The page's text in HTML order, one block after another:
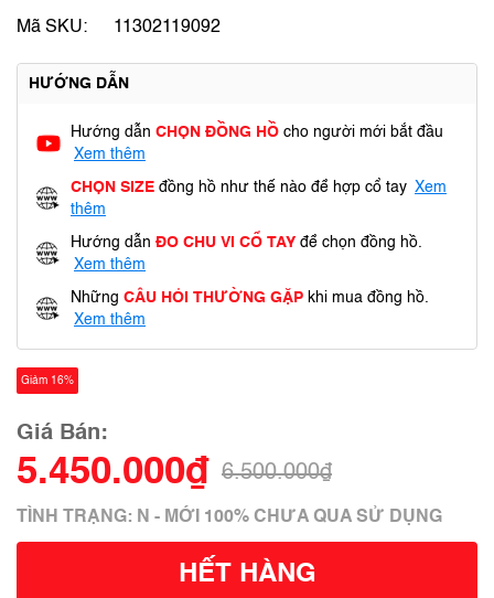
Mã SKU: 11302119092
HƯỚNG DẪN
Hướng dẫn CHỌN ĐỒNG HỒ cho người mới bắt đầu
Xem thêm
CHỌN SIZE đồng hồ như thế nào để hợp cổ tay Xem
thêm
Hướng dẫn ĐO CHU VI CỔ TAY để chọn đồng hồ.
Xem thêm
Những CÂU HỎI THƯỜNG GẶP khi mua đồng hồ.
Xem thêm
Giảm 16%
Giá Bán:
5.450.000₫ 6.500.000₫
TÌNH TRẠNG: N - MỚI 100% CHƯA QUA SỬ DỤNG
HẾT HÀNG